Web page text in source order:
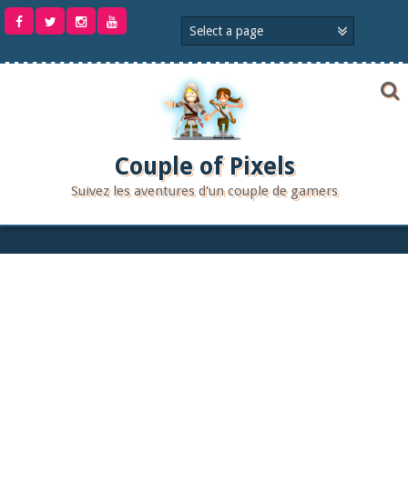
Aller
Couple of Pixels
Suivez les aventures d'un couple de gamers